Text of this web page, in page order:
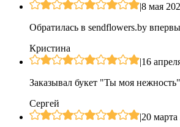
|8 мая
Обратилась в sendflowers.by
Кристина
|16
Заказывал букет "Ты моя
Сергей
|20 марта